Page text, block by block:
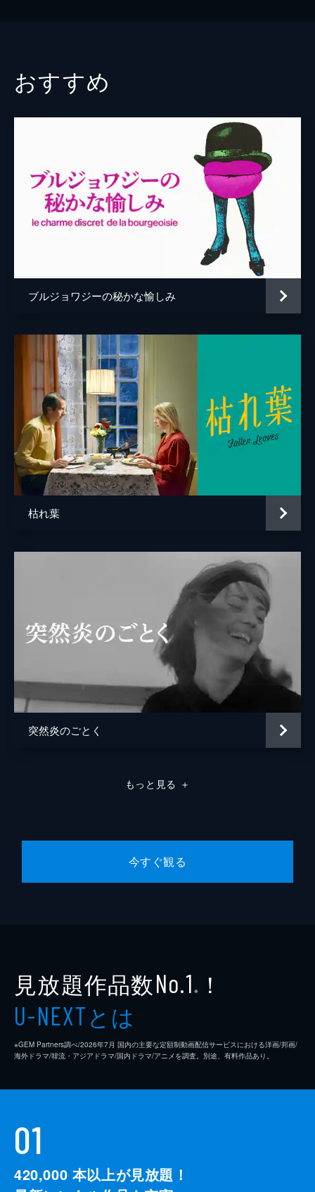
おすすめ
ブルジョワジーの秘かな愉しみ
枯れ葉
突然炎のごとく
もっと見る ＋
今すぐ観る
見放題作品数No.1 ※ ！
U-NEXTとは
※GEM Partners調べ/2026年7⽉ 国内の主要な定額制動画配信サービスにおける洋画/邦画/
海外ドラマ/韓流・アジアドラマ/国内ドラマ/アニメを調査。別途、有料作品あり。
01
420,000 本以上が見放題！